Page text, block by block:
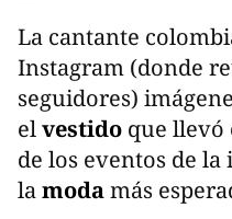
La cantante
Instagram (donde
seguidores)
elvestido que llevó
de los eventos de
lamodamás